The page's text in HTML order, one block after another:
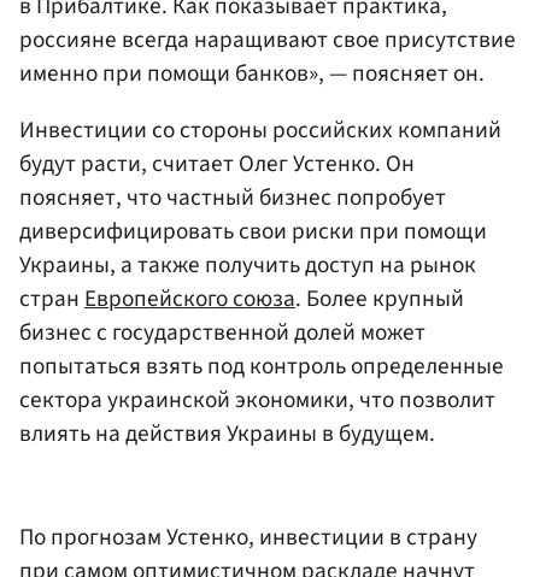
россияне всегда наращивают свое присутствие
именно при помощи банков», — поясняет он.
Инвестиции со стороны российских компаний
будут расти, считает Олег Устенко. Он
поясняет, что частный бизнес попробует
диверсифицировать свои риски при помощи
Украины, а также получить доступ на рынок
странЕвропейского союза. Более крупный
бизнес с государственной долей может
попытаться взять под контроль определенные
сектора украинской экономики, что позволит
влиять на действия Украины в будущем.
По прогнозам Устенко, инвестиции в страну